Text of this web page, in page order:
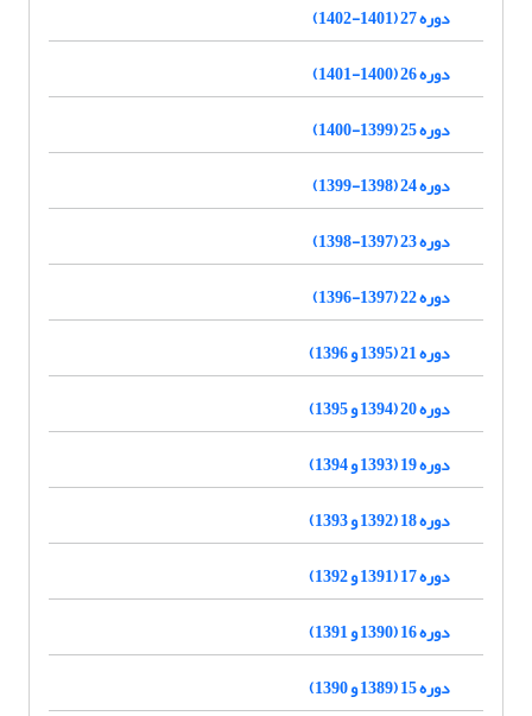
دوره 27 (1401-1402)
دوره 26 (1400-1401)
دوره 25 (1399-1400)
دوره 24 (1398-1399)
دوره 23 (1397-1398)
دوره 22 (1397-1396)
دوره 21 (1395 و 1396)
دوره 20 (1394 و 1395)
دوره 19 (1393 و 1394)
دوره 18 (1392 و 1393)
دوره 17 (1391 و 1392)
دوره 16 (1390 و 1391)
دوره 15 (1389 و 1390)